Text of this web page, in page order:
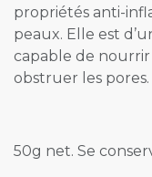
propriétés anti-
peaux. Elle est
capable de nourrir
obstruer les pores.
50g net. Se